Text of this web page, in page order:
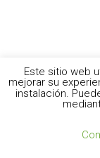
Este sitio web
mejorar su
instalación.